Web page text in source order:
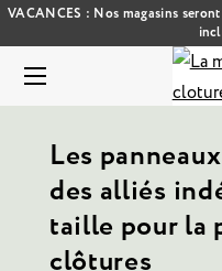
VACANCES : Nos magasins
Les
des alliés
taille pour la
clôtures